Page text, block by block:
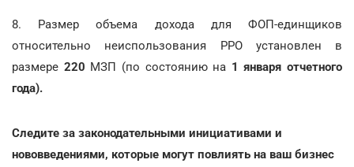
8. Размер объема дохода для ФОП-единщиков
относительно неиспользования РРО установлен в
размере 220 МЗП (по состоянию на 1 января отчетного
года).
Следите за законодательными инициативами и
нововведениями, которые могут повлиять на ваш бизнес